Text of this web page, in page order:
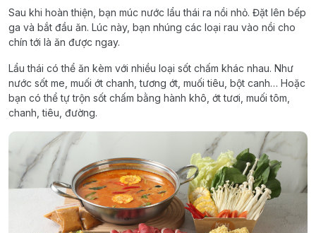
Sau khi hoàn thiện, bạn múc nước lẩu thái ra nồi nhỏ. Đặt lên bếp
ga và bắt đầu ăn. Lúc này, bạn nhúng các loại rau vào nồi cho
chín tới là ăn được ngay.
Lẩu thái có thể ăn kèm với nhiều loại sốt chấm khác nhau. Như
nước sốt me, muối ớt chanh, tương ớt, muối tiêu, bột canh… Hoặc
bạn có thể tự trộn sốt chấm bằng hành khô, ớt tươi, muối tôm,
chanh, tiêu, đường.